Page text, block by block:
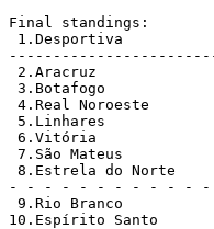
Final standings:
3.Botafogo 		 20 10  3  7  36-21  33
4.Real Noroeste 	 20  8  6  6  36-30  30
5.Linhares 		 18  8  1  9  24-25  25
6.Vitória 		 18  6  5  7  25-26  23
7.São Mateus 		 18  5  8  5  26-26  23
8.Estrela do Norte 	 18  5  7  6  24-26  22
- - - - - - - - - - -